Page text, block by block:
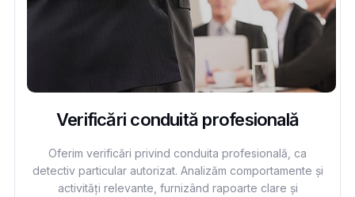
Verificări conduită profesională
Oferim verificări privind conduita profesională, ca
detectiv particular autorizat. Analizăm comportamente și
activități relevante, furnizând rapoarte clare și